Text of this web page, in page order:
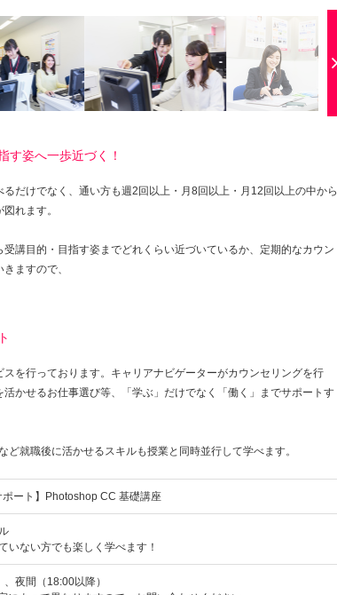
す姿へ一歩近づく！
だけでなく、通い方も週2回以上・月8回以上・月12回以上の中から
れます。
講目的・目指す姿までどれくらい近づいているか、定期的なカウン
ますので、
を行っております。キャリアナビゲーターがカウンセリングを行
かせるお仕事選び等、「学ぶ」だけでなく「働く」までサポートす
就職後に活かせるスキルも授業と同時並行して学べます。
ポート】Photoshop CC 基礎講座
いない方でも楽しく学べます！
夜間（18:00以降）